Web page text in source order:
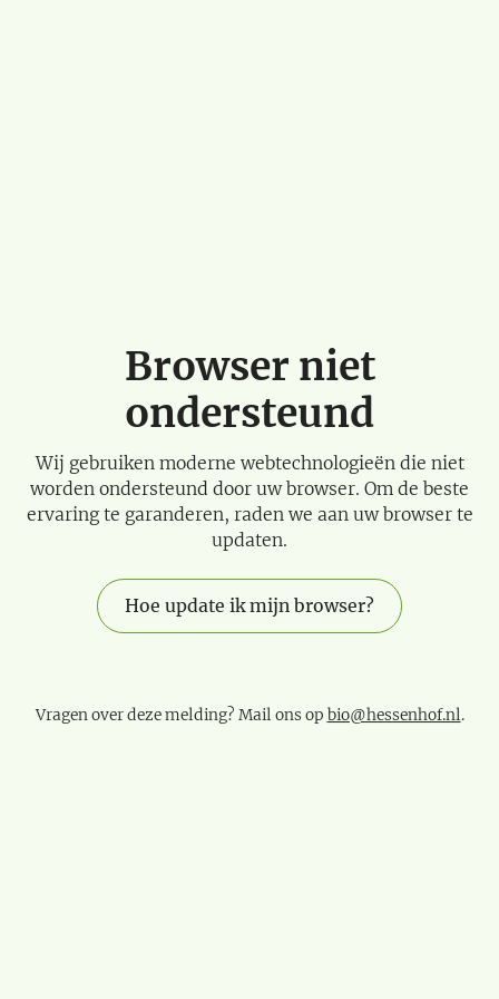
Browser niet
ondersteund
Wij gebruiken moderne webtechnologieën die niet
worden ondersteund door uw browser. Om de beste
ervaring te garanderen, raden we aan uw browser te
updaten.
Hoe update ik mijn browser?
Vragen over deze melding? Mail ons op bio@hessenhof.nl.